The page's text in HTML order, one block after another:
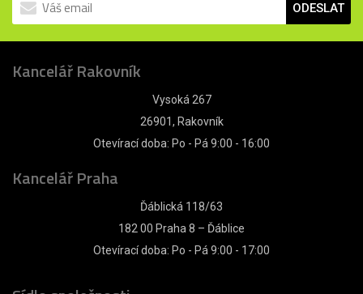
ODESLAT
Kancelář Rakovník
Vysoká 267
26901, Rakovník
Otevírací doba: Po - Pá 9:00 - 16:00
Kancelář Praha
Ďáblická 118/63
182 00 Praha 8 – Ďáblice
Otevírací doba: Po - Pá 9:00 - 17:00